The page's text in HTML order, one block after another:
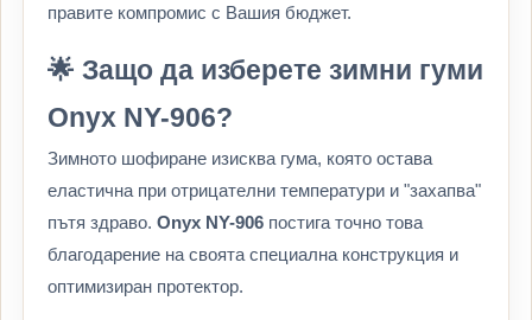
правите компромис с Вашия бюджет.
🌟 Защо да изберете зимни гуми
Onyx NY-906?
Зимното шофиране изисква гума, която остава
еластична при отрицателни температури и "захапва"
пътя здраво. Onyx NY-906 постига точно това
благодарение на своята специална конструкция и
оптимизиран протектор.